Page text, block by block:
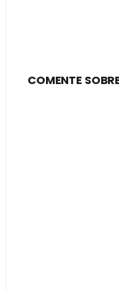
COMENTE